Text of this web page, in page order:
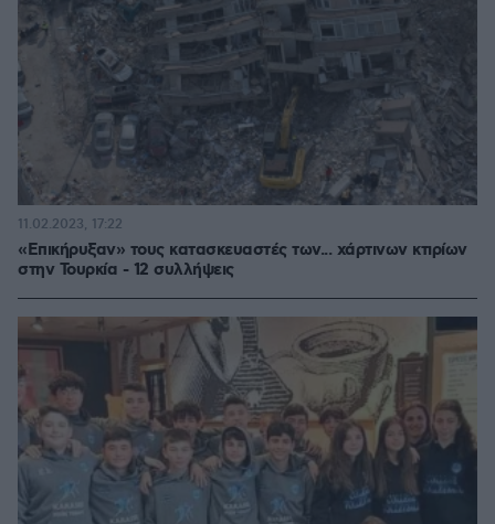
«Επικήρυξαν» τους κατασκευαστές των... χάρτινων κτιρίων
στην Τουρκία - 12 συλλήψεις
11.02.2023, 17:22